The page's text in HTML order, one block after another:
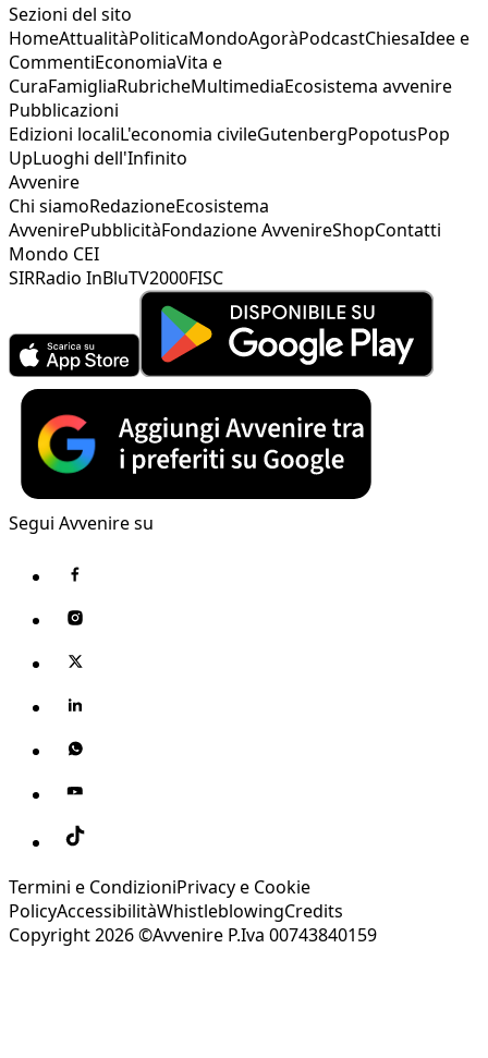
Sezioni del sito
HomeAttualitàPoliticaMondoAgoràPodcastChiesaIdee e
CommentiEconomiaVita e
CuraFamigliaRubricheMultimediaEcosistema avvenire
Pubblicazioni
Edizioni localiL'economia civileGutenbergPopotusPop
UpLuoghi dell'Infinito
Avvenire
Chi siamoRedazioneEcosistema
AvvenirePubblicitàFondazione AvvenireShopContatti
Mondo CEI
SIRRadio InBluTV2000FISC
Segui Avvenire su
Termini e CondizioniPrivacy e Cookie
PolicyAccessibilitàWhistleblowingCredits
Copyright 2026 ©Avvenire P.Iva 00743840159